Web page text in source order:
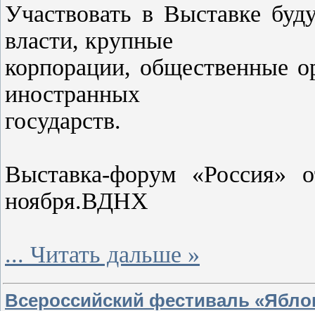
Участвовать в Выставке
власти, крупные
корпорации, общественные
иностранных
государств.
Выставка-форум
ноября.ВДНХ
... Читать дальше »
Всероссийский фестиваль